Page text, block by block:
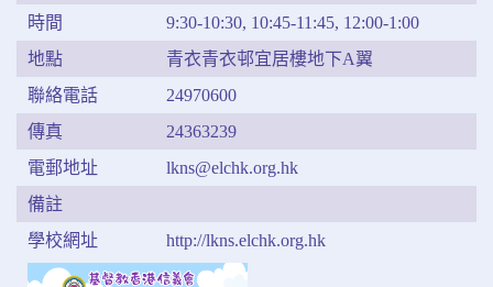
時間
9:30-10:30, 10:45-11:45, 12:00-1:00
地點
青衣青衣邨宜居樓地下A翼
聯絡電話
24970600
傳真
24363239
電郵地址
lkns@elchk.org.hk
備註
學校網址
http://lkns.elchk.org.hk